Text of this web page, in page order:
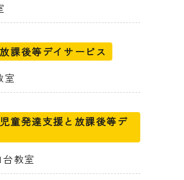
課後等デイサービス
室
童発達支援と放課後等デ
教室